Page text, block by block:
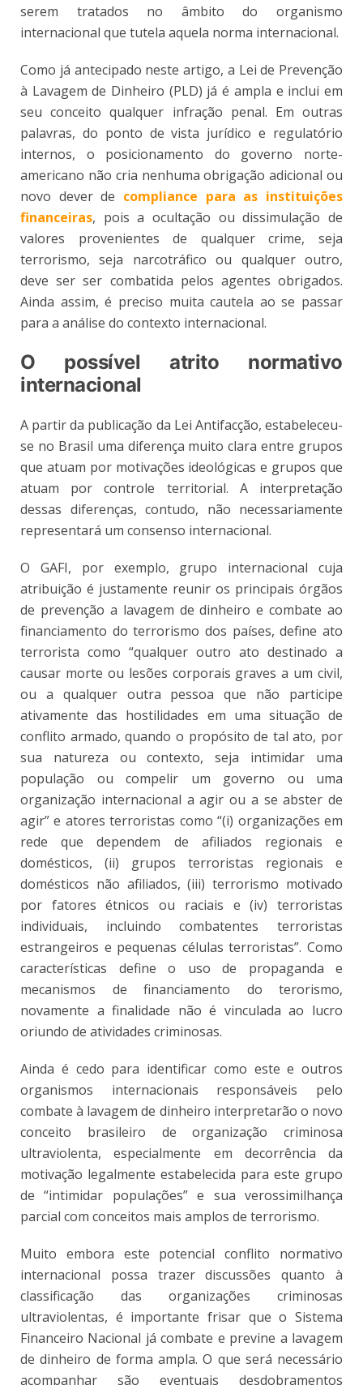
serem tratados no âmbito do organismo
internacional que tutela aquela norma internacional.
Como já antecipado neste artigo, a Lei de Prevenção
à Lavagem de Dinheiro (PLD) já é ampla e inclui em
seu conceito qualquer infração penal. Em outras
palavras, do ponto de vista jurídico e regulatório
internos, o posicionamento do governo norte-
americano não cria nenhuma obrigação adicional ou
novo dever de compliance para as instituições
financeiras, pois a ocultação ou dissimulação de
valores provenientes de qualquer crime, seja
terrorismo, seja narcotráfico ou qualquer outro,
deve ser ser combatida pelos agentes obrigados.
Ainda assim, é preciso muita cautela ao se passar
para a análise do contexto internacional.
O possível atrito normativo
internacional
A partir da publicação da Lei Antifacção, estabeleceu-
se no Brasil uma diferença muito clara entre grupos
que atuam por motivações ideológicas e grupos que
atuam por controle territorial. A interpretação
dessas diferenças, contudo, não necessariamente
representará um consenso internacional.
O GAFI, por exemplo, grupo internacional cuja
atribuição é justamente reunir os principais órgãos
de prevenção a lavagem de dinheiro e combate ao
financiamento do terrorismo dos países, define ato
terrorista como “qualquer outro ato destinado a
causar morte ou lesões corporais graves a um civil,
ou a qualquer outra pessoa que não participe
ativamente das hostilidades em uma situação de
conflito armado, quando o propósito de tal ato, por
sua natureza ou contexto, seja intimidar uma
população ou compelir um governo ou uma
organização internacional a agir ou a se abster de
agir” e atores terroristas como “(i) organizações em
rede que dependem de afiliados regionais e
domésticos, (ii) grupos terroristas regionais e
domésticos não afiliados, (iii) terrorismo motivado
por fatores étnicos ou raciais e (iv) terroristas
individuais, incluindo combatentes terroristas
estrangeiros e pequenas células terroristas”. Como
características define o uso de propaganda e
mecanismos de financiamento do terorismo,
novamente a finalidade não é vinculada ao lucro
oriundo de atividades criminosas.
Ainda é cedo para identificar como este e outros
organismos internacionais responsáveis pelo
combate à lavagem de dinheiro interpretarão o novo
conceito brasileiro de organização criminosa
ultraviolenta, especialmente em decorrência da
motivação legalmente estabelecida para este grupo
de “intimidar populações” e sua verossimilhança
parcial com conceitos mais amplos de terrorismo.
Muito embora este potencial conflito normativo
internacional possa trazer discussões quanto à
classificação das organizações criminosas
ultraviolentas, é importante frisar que o Sistema
Financeiro Nacional já combate e previne a lavagem
de dinheiro de forma ampla. O que será necessário
acompanhar são eventuais desdobramentos